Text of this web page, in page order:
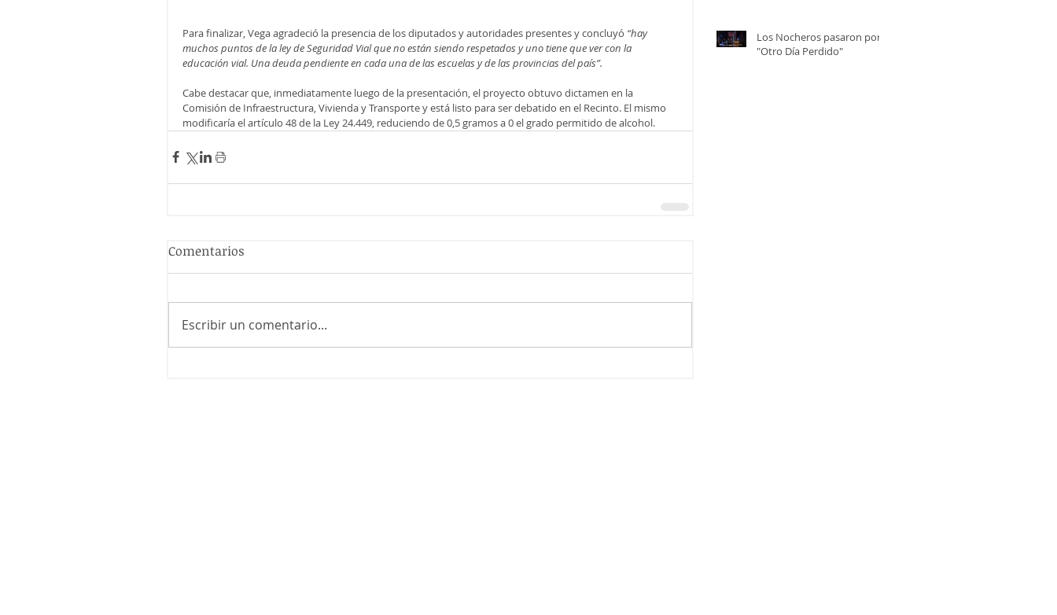
Para finalizar, Vega agradeció la presencia de los diputados y autoridades presentes y concluyó “hay
muchos puntos de la ley de Seguridad Vial que no están siendo respetados y uno tiene que ver con la
educación vial. Una deuda pendiente en cada una de las escuelas y de las provincias del país”.
Cabe destacar que, inmediatamente luego de la presentación, el proyecto obtuvo dictamen en la
Comisión de Infraestructura, Vivienda y Transporte y está listo para ser debatido en el Recinto. El mismo
modificaría el artículo 48 de la Ley 24.449, reduciendo de 0,5 gramos a 0 el grado permitido de alcohol.
Comentarios
Escribir un comentario...
Los Nocheros pasaron por
"Otro Día Perdido"